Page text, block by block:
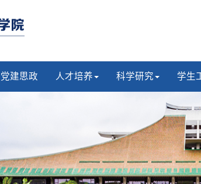
党建思政 人才培养 科学研究 学生